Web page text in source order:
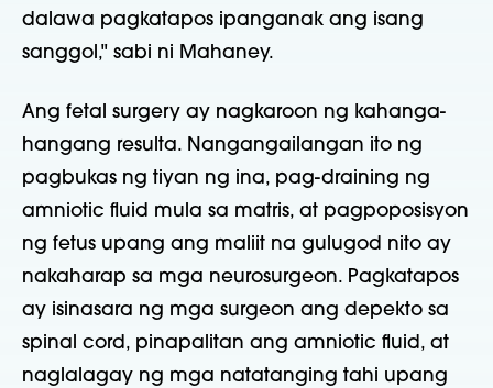
dalawa pagkatapos ipanganak ang isang
sanggol," sabi ni Mahaney.
Ang fetal surgery ay nagkaroon ng kahanga-
hangang resulta. Nangangailangan ito ng
pagbukas ng tiyan ng ina, pag-draining ng
amniotic fluid mula sa matris, at pagpoposisyon
ng fetus upang ang maliit na gulugod nito ay
nakaharap sa mga neurosurgeon. Pagkatapos
ay isinasara ng mga surgeon ang depekto sa
spinal cord, pinapalitan ang amniotic fluid, at
naglalagay ng mga natatanging tahi upang